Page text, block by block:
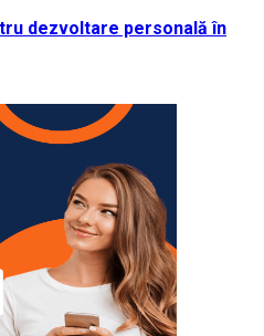
dezvoltare personală în